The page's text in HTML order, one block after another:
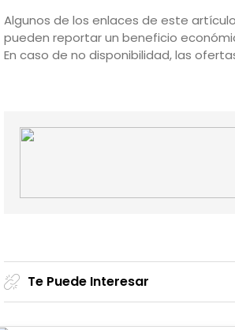
Algunos de los enlaces de este
pueden reportar un beneficio
En caso de no disponibilidad, las
Te Puede Interesar